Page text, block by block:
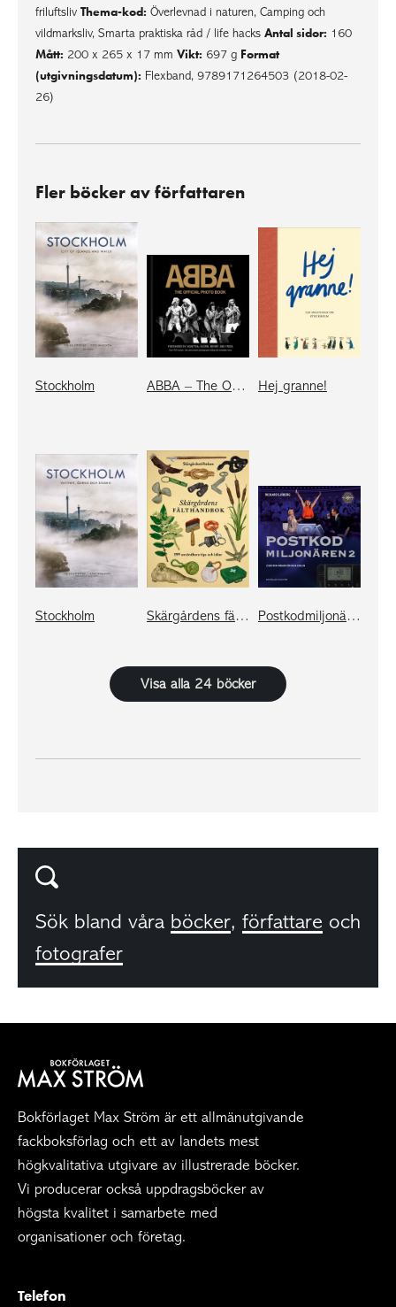
friluftsliv Thema-kod: Överlevnad i naturen, Camping och
vildmarksliv, Smarta praktiska råd / life hacks Antal sidor: 160
Mått: 200 x 265 x 17 mm Vikt: 697 g Format
(utgivningsdatum): Flexband, 9789171264503 (2018-02-
26)
Fler böcker av författaren
Stockholm ABBA – The Official Photo Book (eng compact) Hej granne!
Stockholm Skärgårdens fälthandbok Postkodmiljonären 2
Visa alla 24 böcker
Sök bland våra böcker, författare och
fotografer
Bokförlaget Max Ström är ett allmänutgivande
fackboksförlag och ett av landets mest
högkvalitativa utgivare av illustrerade böcker.
Vi producerar också uppdragsböcker av
högsta kvalitet i samarbete med
organisationer och företag.
Telefon